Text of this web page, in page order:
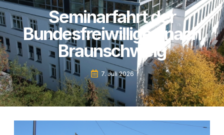
Seminarfahrt der
Bundesfreiwilligen nach
Braunschweig
7. Juli 2026